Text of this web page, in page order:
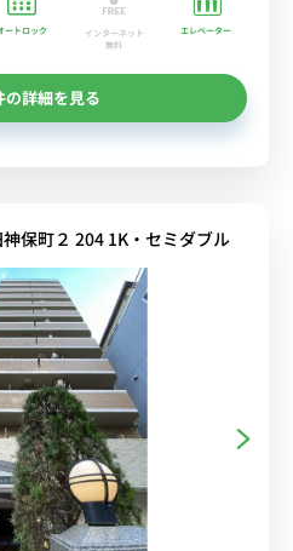
ートロック
インターネット
無料
エレベーター
の詳細を見る
保町２ 204 1K・セミダブル